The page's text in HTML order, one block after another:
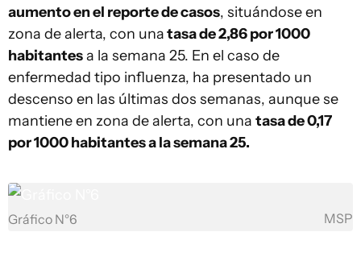
aumento en el reporte de casos, situándose en
zona de alerta, con unatasa de 2,86 por 1000
habitantesa la semana 25. En el caso de
enfermedad tipo influenza, ha presentado un
descenso en las últimas dos semanas, aunque se
mantiene en zona de alerta, con una tasa de 0,17
por 1000 habitantes a la semana 25.
Gráfico N°6 MSP